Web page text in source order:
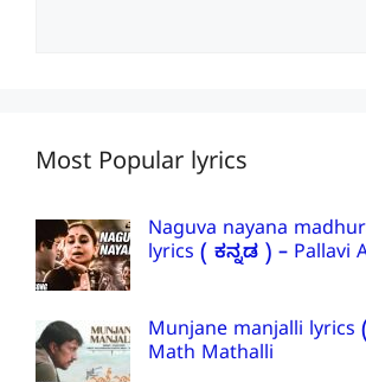
Most Popular lyrics
Naguva nayana
lyrics ( ಕನ್ನಡ ) – Pallavi
Munjane manjalli lyrics
Math Mathalli